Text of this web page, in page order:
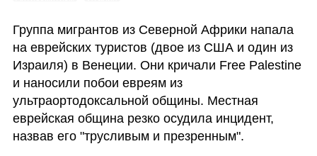
Группа мигрантов из Северной Африки напала
на еврейских туристов (двое из США и один из
Израиля) в Венеции. Они кричали Free Palestine
и наносили побои евреям из
ультраортодоксальной общины. Местная
еврейская община резко осудила инцидент,
назвав его "трусливым и презренным".